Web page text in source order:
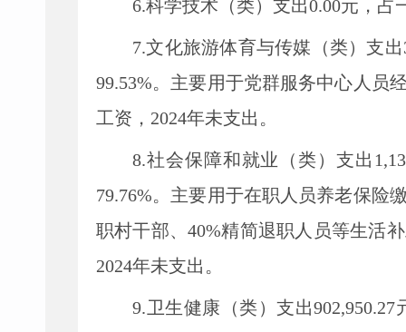
6.科学技术（类）支出0.00元，占
7.文化旅游体育与传媒（类）支出
99.53%。主要用于党群服务中心人员
工资， 2024年未支出 。
8.社会保障和就业（类）支出1 ,
79.76%。主要用于在职人员养老保险
职村干部、40%精简退职 人员等生活
2024年未支出 。
9.卫生健康（类）支出902,950.27